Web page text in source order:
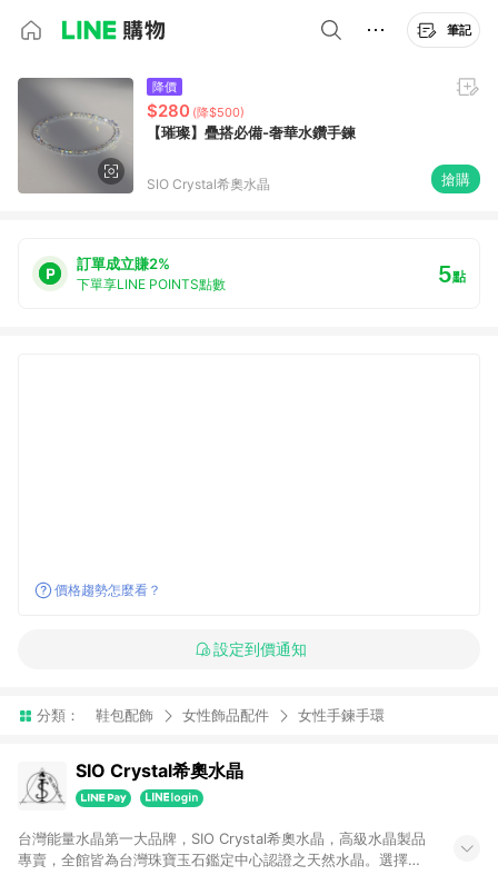
筆記
降價
$280 (降$500)
【璀璨】疊搭必備-奢華水鑽手鍊
SIO Crystal希奧水晶 搶購
訂單成立賺2%
下單享LINE POINTS點數 5點
價格趨勢怎麼看？
設定到價通知
分類： 鞋包配飾 女性飾品配件 女性手鍊手環
SIO Crystal希奧水晶
台灣能量水晶第一大品牌，SIO Crystal希奧水晶，高級水晶製品
專賣，全館皆為台灣珠寶玉石鑑定中心認證之天然水晶。選擇你